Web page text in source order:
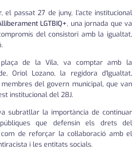
el passat 27 de juny, l'acte institucional
LGTBIQ+, una jornada que va
del consistori amb la igualtat,
de la Vila, va comptar amb la
Oriol Lozano, la regidora d'Igualtat,
del govern municipal, que van
institucional del 28J.
subratllar la importància de continuar
que defensin els drets del
com de reforçar la col·laboració amb el
i les entitats socials.